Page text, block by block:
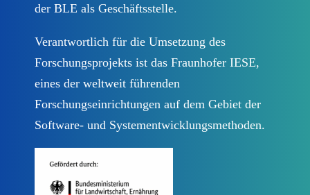
der BLE als Geschäftsstelle.
Verantwortlich für die Umsetzung des
Forschungsprojekts ist das Fraunhofer IESE,
eines der weltweit führenden
Forschungseinrichtungen auf dem Gebiet der
Software- und Systementwicklungsmethoden.